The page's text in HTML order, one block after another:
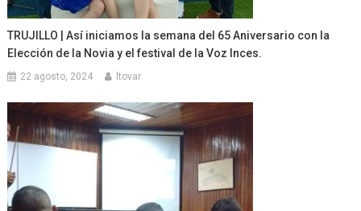
TRUJILLO | Así iniciamos la semana del 65 Aniversario con la
Elección de la Novia y el festival de la Voz Inces.
22 agosto, 2024 ltovar